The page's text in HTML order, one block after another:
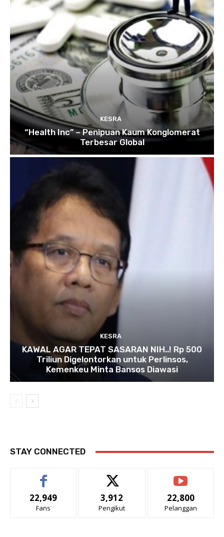
KESRA
“Health Inc” – Penipuan Kaum Konglomerat
Terbesar Global
KESRA
KAWAL AGAR TEPAT SASARAN NIH..! Rp 500
Triliun Digelontorkan untuk Perlinsos,
Kemenkeu Minta Bansos Diawasi
STAY CONNECTED
22,949
Fans
3,912
Pengikut
22,800
Pelanggan